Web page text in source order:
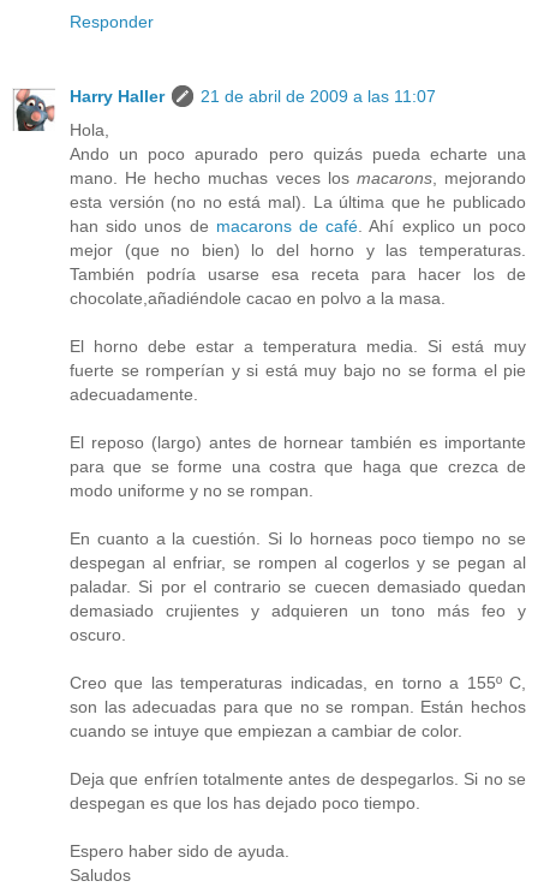
Responder
Harry Haller
21 de abril de 2009 a las 11:07
Hola,
Ando un poco apurado pero quizás pueda echarte una
mano. He hecho muchas veces los macarons, mejorando
esta versión (no no está mal). La última que he publicado
han sido unos de macarons de café. Ahí explico un poco
mejor (que no bien) lo del horno y las temperaturas.
También podría usarse esa receta para hacer los de
chocolate,añadiéndole cacao en polvo a la masa.
El horno debe estar a temperatura media. Si está muy
fuerte se romperían y si está muy bajo no se forma el pie
adecuadamente.
El reposo (largo) antes de hornear también es importante
para que se forme una costra que haga que crezca de
modo uniforme y no se rompan.
En cuanto a la cuestión. Si lo horneas poco tiempo no se
despegan al enfriar, se rompen al cogerlos y se pegan al
paladar. Si por el contrario se cuecen demasiado quedan
demasiado crujientes y adquieren un tono más feo y
oscuro.
Creo que las temperaturas indicadas, en torno a 155º C,
son las adecuadas para que no se rompan. Están hechos
cuando se intuye que empiezan a cambiar de color.
Deja que enfríen totalmente antes de despegarlos. Si no se
despegan es que los has dejado poco tiempo.
Espero haber sido de ayuda.
Saludos